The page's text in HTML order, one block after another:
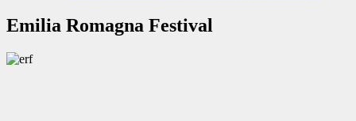
Emilia Romagna Festival